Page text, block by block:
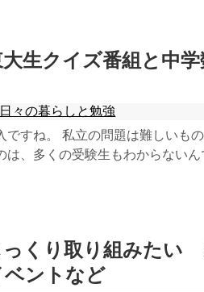
生クイズ番組と中
日々の暮らしと勉強
ですね。 私立の問題は難しいも
は、多くの受験生もわからない
っくり取り組みたい
ントなど